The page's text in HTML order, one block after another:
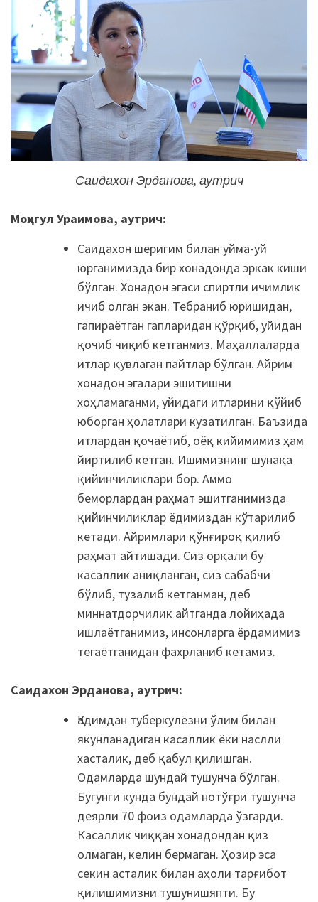
Саидахон Эрданова, аутрич
Моҳигул Ураимова, аутрич:
Саидахон шеригим билан уйма-уй
юрганимизда бир хонадонда эркак киши
бўлган. Хонадон эгаси спиртли ичимлик
ичиб олган экан. Тебраниб юришидан,
гапираётган гапларидан қўрқиб, уйидан
қочиб чиқиб кетганмиз. Маҳаллаларда
итлар қувлаган пайтлар бўлган. Айрим
хонадон эгалари эшитишни
хоҳламаганми, уйидаги итларини қўйиб
юборган ҳолатлари кузатилган. Баъзида
итлардан қочаётиб, оёқ кийимимиз ҳам
йиртилиб кетган. Ишимизнинг шунақа
қийинчиликлари бор. Аммо
беморлардан раҳмат эшитганимизда
қийинчиликлар ёдимиздан кўтарилиб
кетади. Айримлари қўнғироқ қилиб
раҳмат айтишади. Сиз орқали бу
касаллик аниқланган, сиз сабабчи
бўлиб, тузалиб кетганман, деб
миннатдорчилик айтганда лойиҳада
ишлаётганимиз, инсонларга ёрдамимиз
тегаётганидан фахрланиб кетамиз.
Саидахон Эрданова, аутрич:
Қадимдан туберкулёзни ўлим билан
якунланадиган касаллик ёки наслли
хасталик, деб қабул қилишган.
Одамларда шундай тушунча бўлган.
Бугунги кунда бундай нотўғри тушунча
деярли 70 фоиз одамларда ўзгарди.
Касаллик чиққан хонадондан қиз
олмаган, келин бермаган. Ҳозир эса
секин асталик билан аҳоли тарғибот
қилишимизни тушунишяпти. Бу